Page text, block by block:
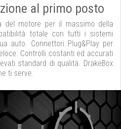
al primo posto
del motore per il massimo della
totale con tutti i sistemi
auto. Connettori Plug&Play per
Controlli costanti ed accurati
standard di qualità. DrakeBox
ti serve.